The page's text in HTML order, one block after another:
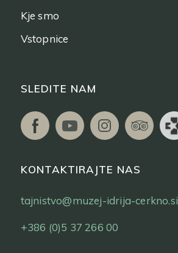
Kje smo
Vstopnice
SLEDITE NAM
KONTAKTIRAJTE NAS
tajnistvo@muzej-idrija-cerkno.si
+386 (0)5 37 266 00